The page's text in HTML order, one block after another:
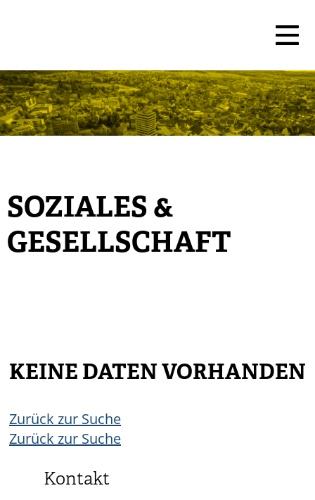
SOZIALES &
GESELLSCHAFT
Kontakt
KEINE DATEN VORHANDEN
Zurück zur Suche
Zurück zur Suche